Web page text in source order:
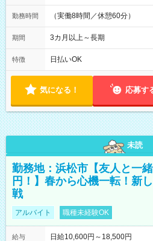
勤務時間 （実働8時間／休憩60分）
期間 3カ月以上～長期
特徴 日払いOK
気になる！ 応募す
未読
勤務地：浜松市【友人と一
円！】春から心機一転！新
戦
アルバイト 職種未経験OK
給与 日給10,600円～18,500円